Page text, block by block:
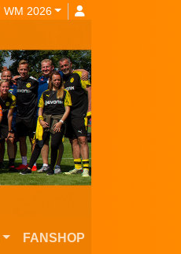
WM 2026
FANSHOP